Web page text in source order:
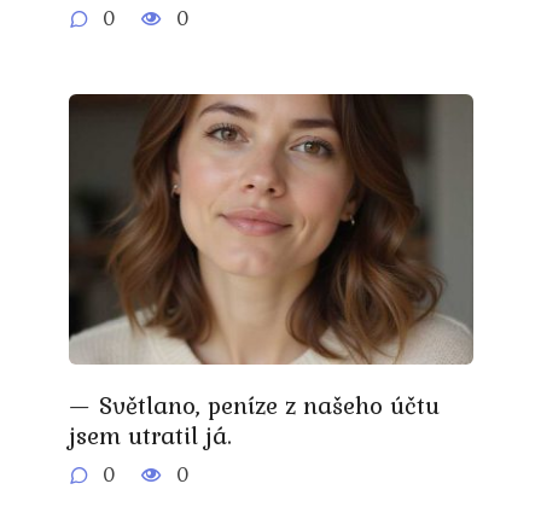
0 0
— Světlano, peníze z našeho účtu
jsem utratil já.
0 0